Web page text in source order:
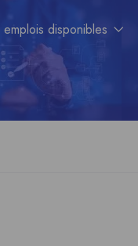
emplois disponibles